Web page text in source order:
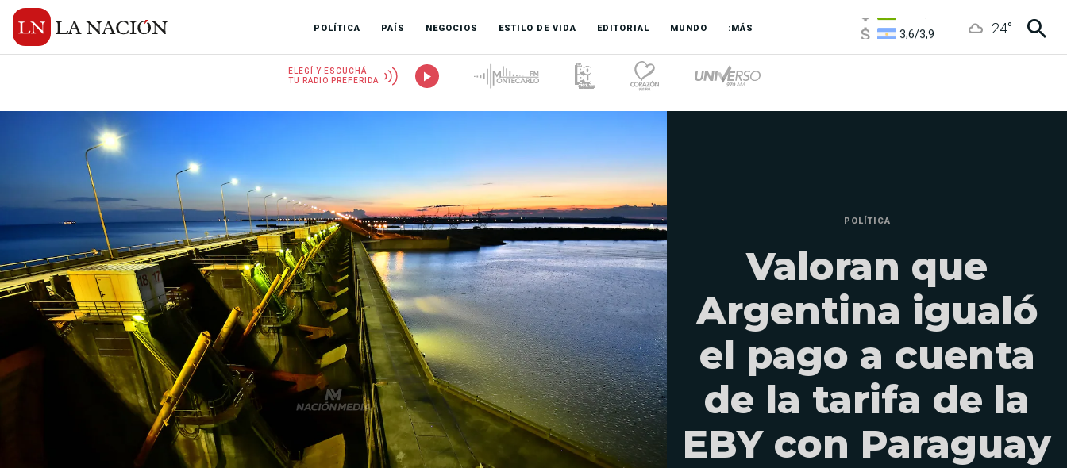
POLÍTICA PAÍS NEGOCIOS ESTILO DE VIDA EDITORIAL MUNDO :MÁS
3,6 /3,9
24°
ELEGÍ Y ESCUCHÁ
TU RADIO PREFERIDA
POLÍTICA
Valoran que
Argentina igualó
el pago a cuenta
de la tarifa de la
EBY con Paraguay